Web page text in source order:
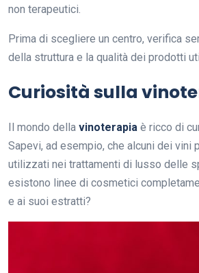
non terapeutici.
Prima di scegliere un centro, verifica
della struttura e la qualità dei prodotti
Curiosità sulla
Il mondo della vinoterapia è ricco di
Sapevi, ad esempio, che alcuni dei vini
utilizzati nei trattamenti di lusso delle
esistono linee di cosmetici
e ai suoi estratti?